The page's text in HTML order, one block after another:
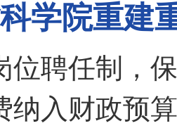
学院重建
位聘任制，
纳入财政预